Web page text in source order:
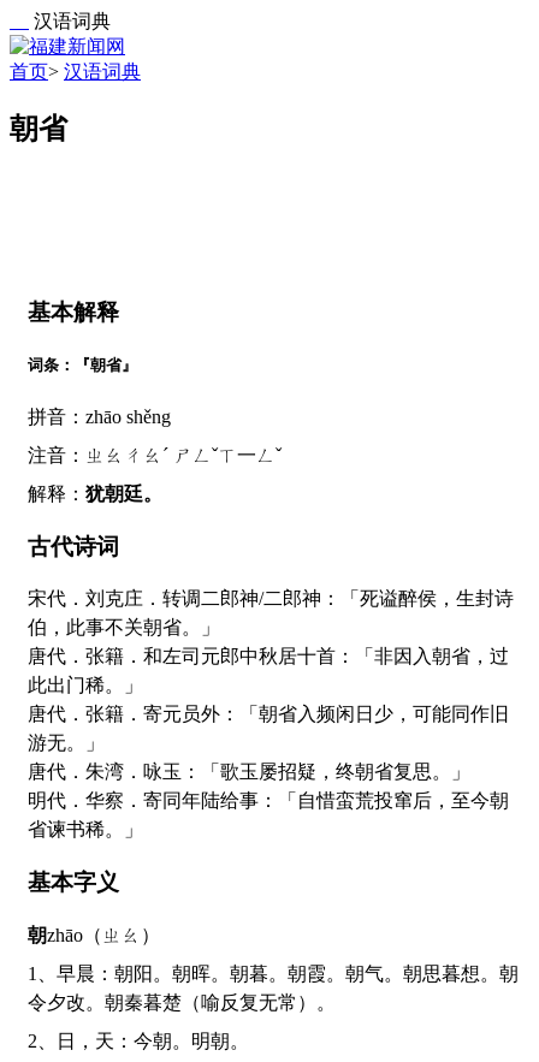
汉语词典
首页> 汉语词典
朝省
基本解释
词条：『朝省』
拼音：zhāo shěng
注音：ㄓㄠㄔㄠˊ ㄕㄥˇㄒ一ㄥˇ
解释： 犹朝廷。
古代诗词
宋代．刘克庄．转调二郎神/二郎神：「死谥醉侯，生封诗
伯，此事不关朝省。」
唐代．张籍．和左司元郎中秋居十首：「非因入朝省，过
此出门稀。」
唐代．张籍．寄元员外：「朝省入频闲日少，可能同作旧
游无。」
唐代．朱湾．咏玉：「歌玉屡招疑，终朝省复思。」
明代．华察．寄同年陆给事：「自惜蛮荒投窜后，至今朝
省谏书稀。」
基本字义
朝zhāo（ㄓㄠ）
1、早晨：朝阳。朝晖。朝暮。朝霞。朝气。朝思暮想。朝
令夕改。朝秦暮楚（喻反复无常）。
2、日，天：今朝。明朝。